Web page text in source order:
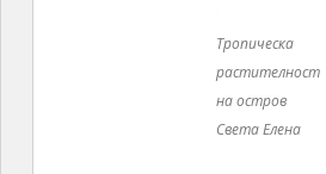
Тропическа
растителност
на остров
Света Елена